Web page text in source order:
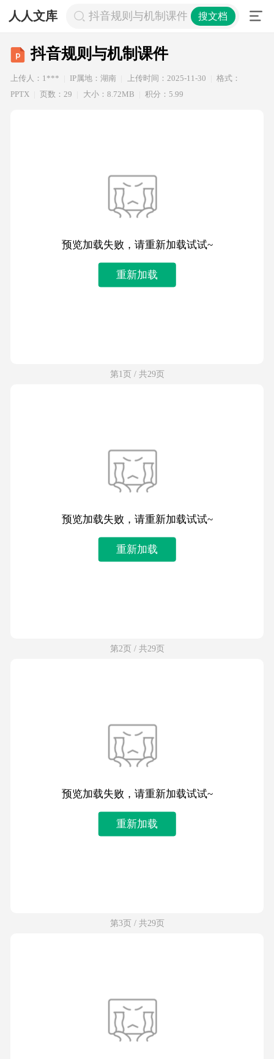
人人文库 抖音规则与机制课件 搜文档
抖音规则与机制课件
上传人：1*** IP属地：湖南 上传时间：2025-11-30
格式：
PPTX
页数：29 大小：8.72MB 积分：5.99
预览加载失败，请重新加载试试~
重新加载
第1页 / 共29页
预览加载失败，请重新加载试试~
重新加载
第2页 / 共29页
预览加载失败，请重新加载试试~
重新加载
第3页 / 共29页